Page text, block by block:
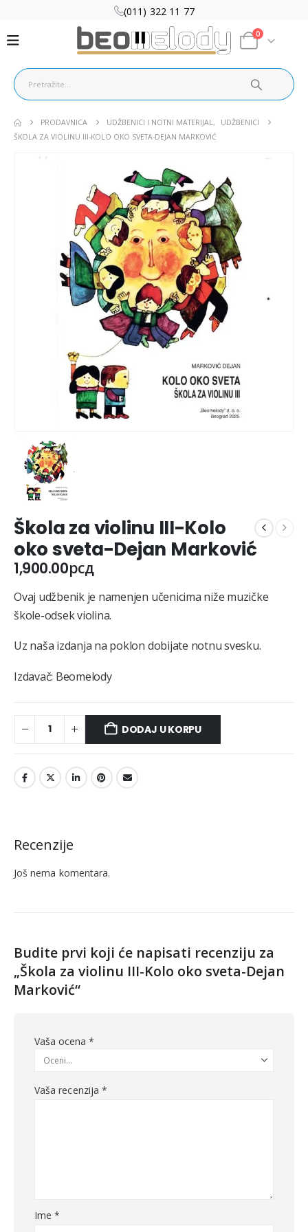
(011) 322 11 77
0
PRODAVNICA UDŽBENICI I NOTNI MATERIJAL,
UDŽBENICI
ŠKOLA ZA VIOLINU III-KOLO OKO SVETA-DEJAN MARKOVIĆ
Škola za violinu III-Kolo
oko sveta-Dejan Marković
1,900.00рсд
Ovaj udžbenik je namenjen učenicima niže muzičke
škole-odsek violina.
Uz naša izdanja na poklon dobijate notnu svesku.
Izdavač: Beomelody
DODAJ U KORPU
Recenzije
Još nema komentara.
Budite prvi koji će napisati recenziju za
„Škola za violinu III-Kolo oko sveta-Dejan
Marković“
Vaša ocena *
Vaša recenzija*
Ime*